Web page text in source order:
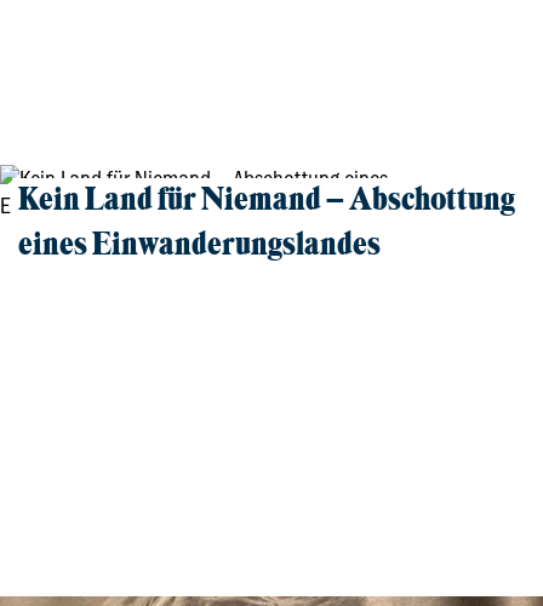
Kein Land für Niemand – Abschottung
eines Einwanderungslandes